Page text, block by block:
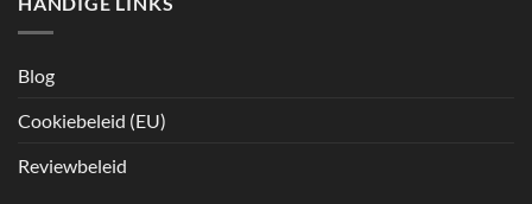
Blog
Cookiebeleid (EU)
Reviewbeleid